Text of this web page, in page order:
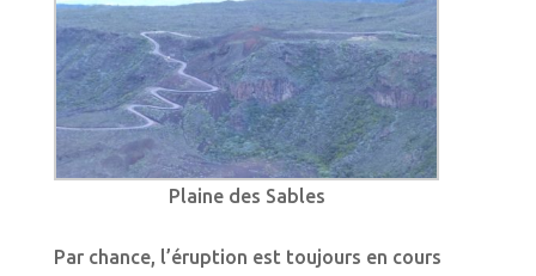
Plaine des Sables
Par chance, l’éruption est toujours en cours